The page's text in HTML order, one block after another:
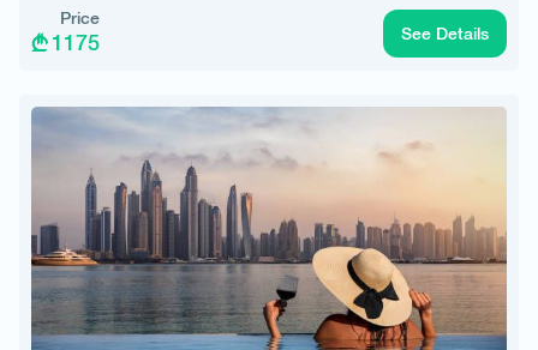
Price
1175 See Details